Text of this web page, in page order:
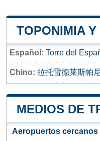
TOPONIMIA
Español: Torre del
Chino: 拉托雷德莱斯帕
MEDIOS DE
Aeropuertos cercanos